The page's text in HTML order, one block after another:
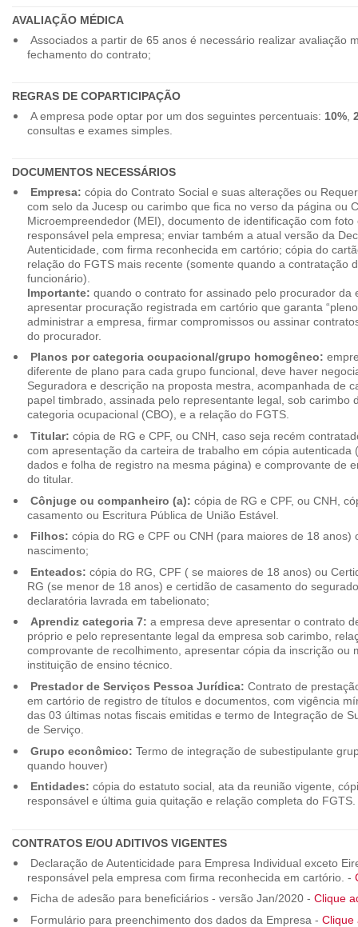
AVALIAÇÃO MÉDICA
Associados a partir de 65 anos é necessário realizar avaliação
fechamento do contrato;
REGRAS DE COPARTICIPAÇÃO
A empresa pode optar por um dos seguintes percentuais: 10%,
consultas e exames simples.
DOCUMENTOS NECESSÁRIOS
Empresa: cópia do Contrato Social e suas alterações ou
com selo da Jucesp ou carimbo que fica no verso da página ou
Microempreendedor (MEI), documento de identificação com foto
responsável pela empresa; enviar também a atual versão da
Autenticidade, com firma reconhecida em cartório; cópia do
relação do FGTS mais recente (somente quando a contratação
funcionário).
Importante: quando o contrato for assinado pelo procurador da
apresentar procuração registrada em cartório que garanta
administrar a empresa, firmar compromissos ou assinar
do procurador.
Planos por categoria ocupacional/grupo homogêneo:
diferente de plano para cada grupo funcional, deve haver
Seguradora e descrição na proposta mestra, acompanhada de
papel timbrado, assinada pelo representante legal, sob carimbo
categoria ocupacional (CBO), e a relação do FGTS.
Titular: cópia de RG e CPF, ou CNH, caso seja recém
com apresentação da carteira de trabalho em cópia autenticada
dados e folha de registro na mesma página) e comprovante de
do titular.
Cônjuge ou companheiro (a): cópia de RG e CPF, ou CNH,
casamento ou Escritura Pública de União Estável.
Filhos: cópia do RG e CPF ou CNH (para maiores de 18 anos)
nascimento;
Enteados: cópia do RG, CPF ( se maiores de 18 anos) ou
RG (se menor de 18 anos) e certidão de casamento do
declaratória lavrada em tabelionato;
Aprendiz categoria 7: a empresa deve apresentar o contrato
próprio e pelo representante legal da empresa sob carimbo,
comprovante de recolhimento, apresentar cópia da inscrição ou
instituição de ensino técnico.
Prestador de Serviços Pessoa Jurídica: Contrato de
em cartório de registro de títulos e documentos, com vigência
das 03 últimas notas fiscais emitidas e termo de Integração de
de Serviço.
Grupo econômico: Termo de integração de subestipulante
quando houver)
Entidades: cópia do estatuto social, ata da reunião vigente,
responsável e última guia quitação e relação completa do FGTS.
CONTRATOS E/OU ADITIVOS VIGENTES
Declaração de Autenticidade para Empresa Individual exceto
responsável pela empresa com firma reconhecida em cartório. -
Ficha de adesão para beneficiários - versão Jan/2020 - Clique
Formulário para preenchimento dos dados da Empresa - Clique